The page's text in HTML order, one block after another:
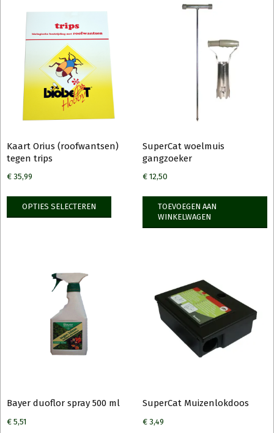
Kaart Orius (roofwantsen)
tegen trips
€ 35,99
OPTIES SELECTEREN
Dit
SuperCat woelmuis
gangzoeker
€12,50
TOEVOEGEN AAN
WINKELWAGEN
Bayer duoflor spray 500 ml
€ 5,51
SuperCat Muizenlokdoos
€3,49